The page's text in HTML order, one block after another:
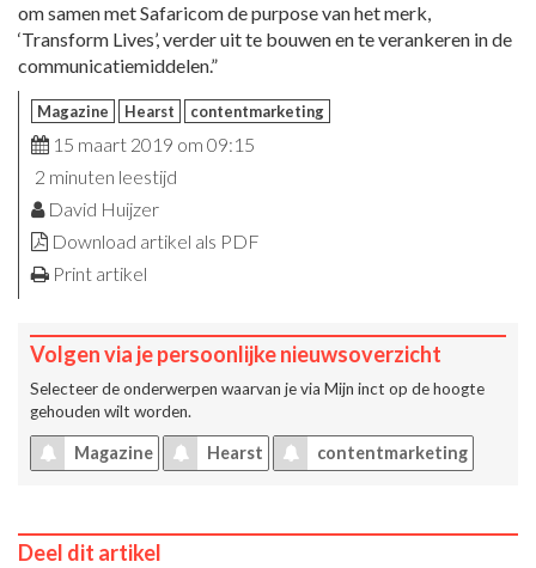
om samen met Safaricom de purpose van het merk,
‘Transform Lives’, verder uit te bouwen en te verankeren in de
communicatiemiddelen.”
Magazine Hearst contentmarketing
15 maart 2019 om 09:15
2 minuten leestijd
David Huijzer
Download artikel als PDF
Print artikel
Volgen via je persoonlijke nieuwsoverzicht
Selecteer de onderwerpen waarvan je via Mijn inct op de hoogte
gehouden wilt worden.
Magazine Hearst contentmarketing
Deel dit artikel